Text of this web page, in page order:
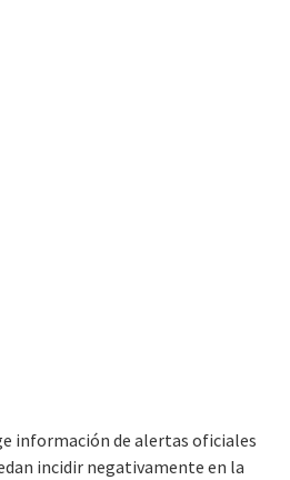
información de alertas oficiales
incidir negativamente en la